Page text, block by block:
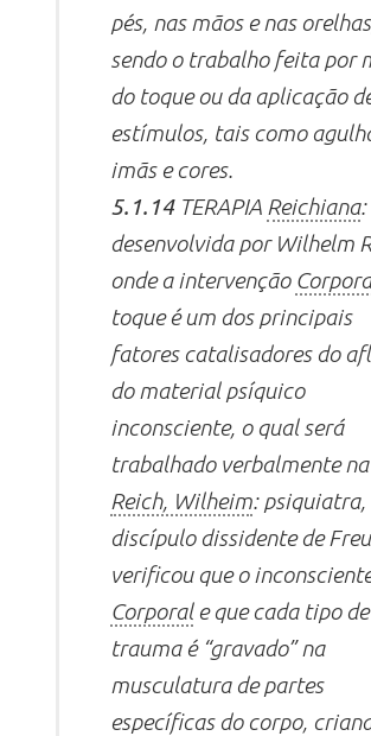
pés, nas mãos e nas
sendo o trabalho feita por
do toque ou da aplicação
estímulos, tais como
imãs e cores.
5.1.14TERAPIA Reichiana:
desenvolvida por Wilhelm
onde a intervenção
toque é um dos principais
fatores catalisadores do
do material psíquico
inconsciente, o qual será
trabalhado verbalmente na
Reich, Wilheim: psiquiatra,
discípulo dissidente de
verificou que o
Corporale que cada tipo de
trauma é “gravado” na
musculatura de partes
específicas do corpo,